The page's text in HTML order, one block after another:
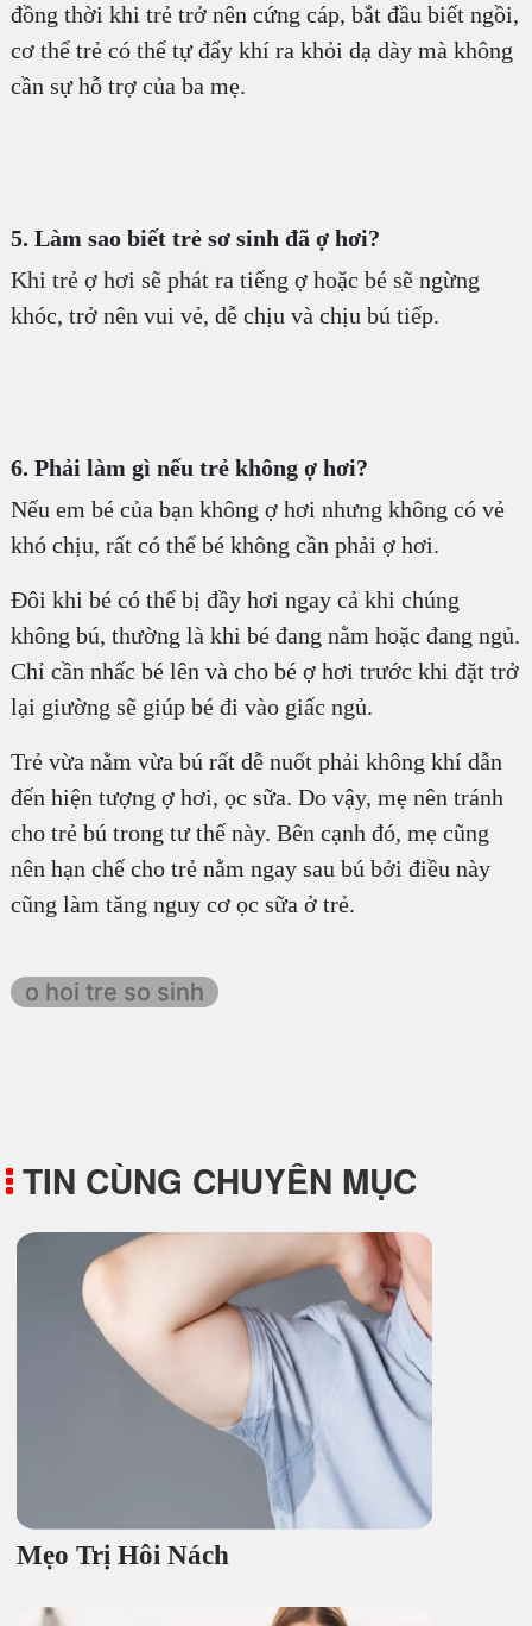
đồng thời khi trẻ trở nên cứng cáp, bắt đầu biết ngồi,
cơ thể trẻ có thể tự đẩy khí ra khỏi dạ dày mà không
cần sự hỗ trợ của ba mẹ.
5. Làm sao biết trẻ sơ sinh đã ợ hơi?
Khi trẻ ợ hơi sẽ phát ra tiếng ợ hoặc bé sẽ ngừng
khóc, trở nên vui vẻ, dễ chịu và chịu bú tiếp.
6. Phải làm gì nếu trẻ không ợ hơi?
Nếu em bé của bạn không ợ hơi nhưng không có vẻ
khó chịu, rất có thể bé không cần phải ợ hơi.
Đôi khi bé có thể bị đầy hơi ngay cả khi chúng
không bú, thường là khi bé đang nằm hoặc đang ngủ.
Chỉ cần nhấc bé lên và cho bé ợ hơi trước khi đặt trở
lại giường sẽ giúp bé đi vào giấc ngủ.
Trẻ vừa nằm vừa bú rất dễ nuốt phải không khí dẫn
đến hiện tượng ợ hơi, ọc sữa. Do vậy, mẹ nên tránh
cho trẻ bú trong tư thế này. Bên cạnh đó, mẹ cũng
nên hạn chế cho trẻ nằm ngay sau bú bởi điều này
cũng làm tăng nguy cơ ọc sữa ở trẻ.
o hoi tre so sinh
TIN CÙNG CHUYÊN MỤC
Mẹo Trị Hôi Nách